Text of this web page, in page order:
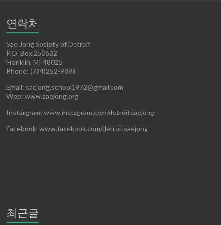
연락처
Sae Jong Society of Detroit
P.O. Box 250632
Franklin, MI 48025
Phone: (734)252-9898
Email: saejong.school1972@gmail.com
Web: www.saejong.org
Instargram: www.instagram.com/detroitsaejong
Facebook: www.facebook.com/detroitsaejong
최근글